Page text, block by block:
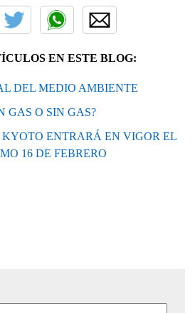
EN ESTE BLOG:
DEL MEDIO AMBIENTE
GAS O SIN GAS?
KYOTO ENTRARÁ EN VIGOR EL
16 DE FEBRERO